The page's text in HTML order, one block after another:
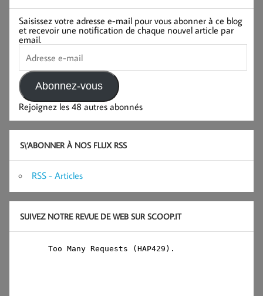
Saisissez votre adresse e-mail pour vous abonner à ce blog
et recevoir une notification de chaque nouvel article par
email.
Adresse
e-
mail
Abonnez-vous
Rejoignez les 48 autres abonnés
S\’ABONNER À NOS FLUX RSS
RSS - Articles
SUIVEZ NOTRE REVUE DE WEB SUR SCOOP.IT